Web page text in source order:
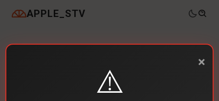
APPLE_STV
×
⚠️